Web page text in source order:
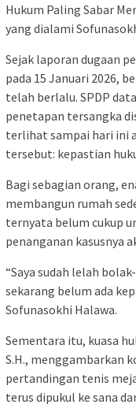
Hukum Paling Sabar
yang dialami
Sejak laporan dugaan
pada 15 Januari 2026,
telah berlalu. SPDP
penetapan tersangka
terlihat sampai hari ini
tersebut: kepastian
Bagi sebagian orang,
membangun rumah
ternyata belum cukup
penanganan kasusnya
“Saya sudah lelah
sekarang belum ada
Sofunasokhi Halawa.
Sementara itu, kuasa
S.H., menggambarkan
pertandingan tenis
terus dipukul ke sana